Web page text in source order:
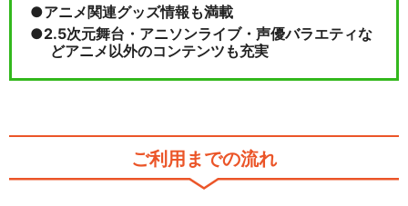
アニメ関連グッズ情報も満載
2.5次元舞台・アニソンライブ・声優バラエティな
どアニメ以外のコンテンツも充実
ご利用までの流れ